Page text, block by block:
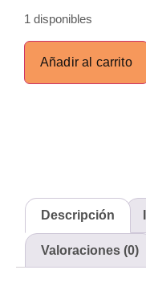
1 disponibles
Añadir al carrito
Descripción
Valoraciones (0)